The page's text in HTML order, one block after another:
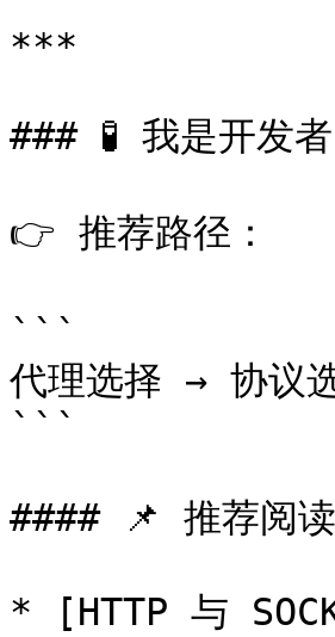
***
### 🧪 我是开发
👉 推荐路径：
```
代理选择 → 协议
```
#### 📌 推荐阅读
* [HTTP 与